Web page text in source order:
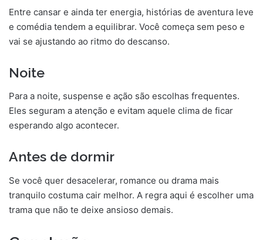
Entre cansar e ainda ter energia, histórias de aventura leve
e comédia tendem a equilibrar. Você começa sem peso e
vai se ajustando ao ritmo do descanso.
Noite
Para a noite, suspense e ação são escolhas frequentes.
Eles seguram a atenção e evitam aquele clima de ficar
esperando algo acontecer.
Antes de dormir
Se você quer desacelerar, romance ou drama mais
tranquilo costuma cair melhor. A regra aqui é escolher uma
trama que não te deixe ansioso demais.